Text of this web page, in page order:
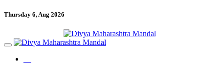
Thursday 6, Aug 2026